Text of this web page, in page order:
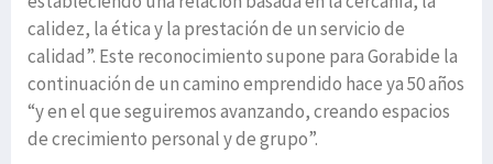
calidez, la ética y la prestación de un servicio de
calidad”. Este reconocimiento supone para Gorabide la
continuación de un camino emprendido hace ya 50 años
“y en el que seguiremos avanzando, creando espacios
de crecimiento personal y de grupo”.